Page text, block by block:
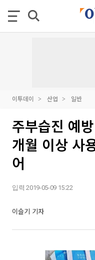
이투데이 산업 일반
주부습진 예
개월 이상 사
어
입력 2019-05-09 15:22
이슬기 기자